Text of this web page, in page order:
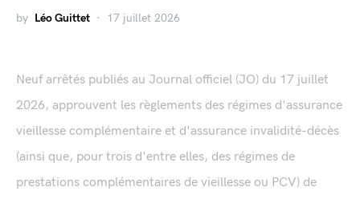
by Léo Guittet 17 juillet 2026
Neuf arrêtés publiés au Journal officiel (JO) du 17 juillet
2026, approuvent les règlements des régimes d'assurance
vieillesse complémentaire et d'assurance invalidité-décès
(ainsi que, pour trois d'entre elles, des régimes de
prestations complémentaires de vieillesse ou PCV) de